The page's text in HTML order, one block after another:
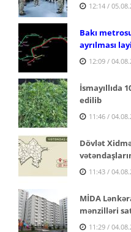
12:14 /
Bakı
ayrılması
12:09 /
İsmayıllıda
edilib
11:46 /
Dövlət
11:43 /
MİDA
mənzilləri
11:29 /